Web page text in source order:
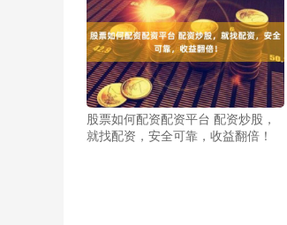
股票如何配资配资平台 配资炒股，
就找配资，安全可靠，收益翻倍！